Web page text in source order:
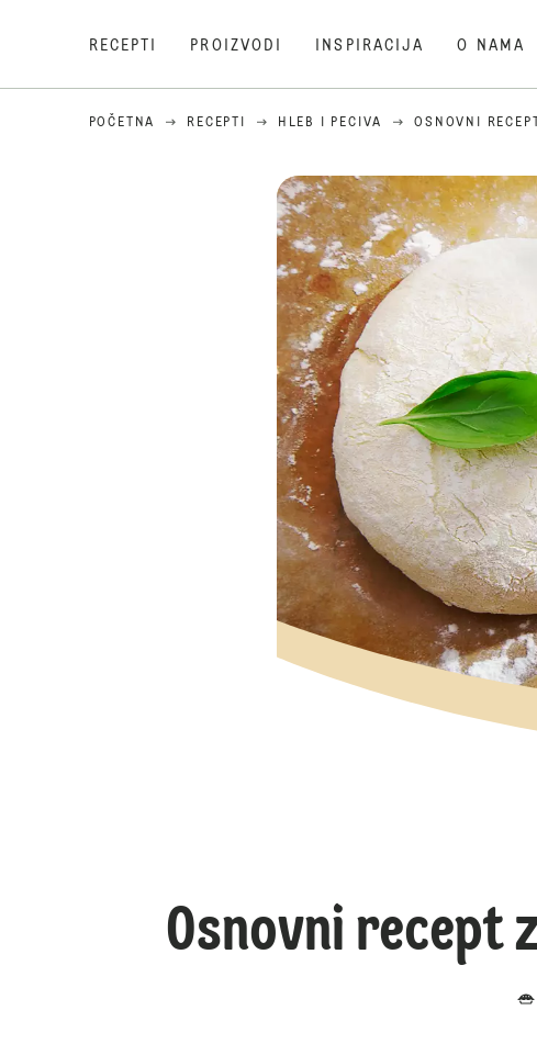
RECEPTI PROIZVODI INSPIRACIJA O NAMA
POČETNA RECEPTI HLEB I PECIVA OSNOVNI
Osnovni recept